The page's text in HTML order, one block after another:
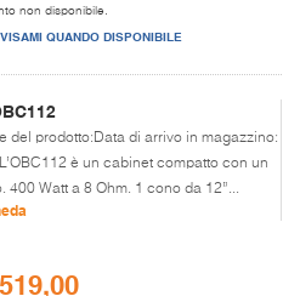
non disponibile.
QUANDO DISPONIBILE
del prodotto:Data di arrivo in magazzino:
è un cabinet compatto con un
400 Watt a 8 Ohm. 1 cono da 12”...